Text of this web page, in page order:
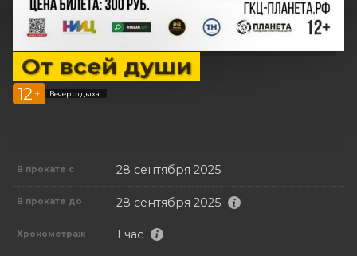
От всей души
12 + Вечер отдыха
В прокате с 28 сентября 2025
В прокате до 28 сентября 2025
Хронометраж 1 час